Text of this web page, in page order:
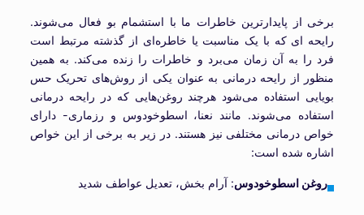
برخی از پایدارترین خاطرات ما با استشمام بو فعال می‌شوند.
رایحه ای که با یک مناسبت یا خاطره‌ای از گذشته مرتبط است
فرد را به آن زمان می‌برد و خاطرات را زنده می‌کند. به همین
منظور از رایحه درمانی به عنوان یکی از روش‌های تحریک حس
بویایی استفاده می‌شود هرچند روغن‌هایی که در رایحه درمانی
استفاده می‌شوند. مانند نعنا، اسطوخودوس و رزماری- دارای
خواص درمانی مختلفی نیز هستند. در زیر به برخی از این خواص
اشاره شده است:
روغن اسطوخودوس: آرام بخش، تعدیل عواطف شدید